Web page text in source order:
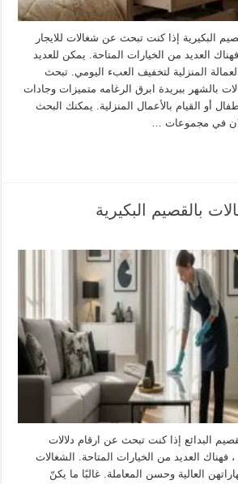
البكيرية إذا كنت تبحث عن شغالات للايجار
العديد من الخيارات المتاحة. يمكن للعديد
المنزلية لتخفيف العبء اليومي. تبحث
بالشهر ببريدة ابرق الرغامه متميزات وجادات
أو القيام بالأعمال المنزلية. يمكنك البحث
في مجموعات …
بالقصيم البكيرية
البدائع إذا كنت تبحث عن ارقام دلالات
فهناك العديد من الخيارات المتاحة. الشغالات
العالية وحسن المعاملة. غالبًا ما يكنّ